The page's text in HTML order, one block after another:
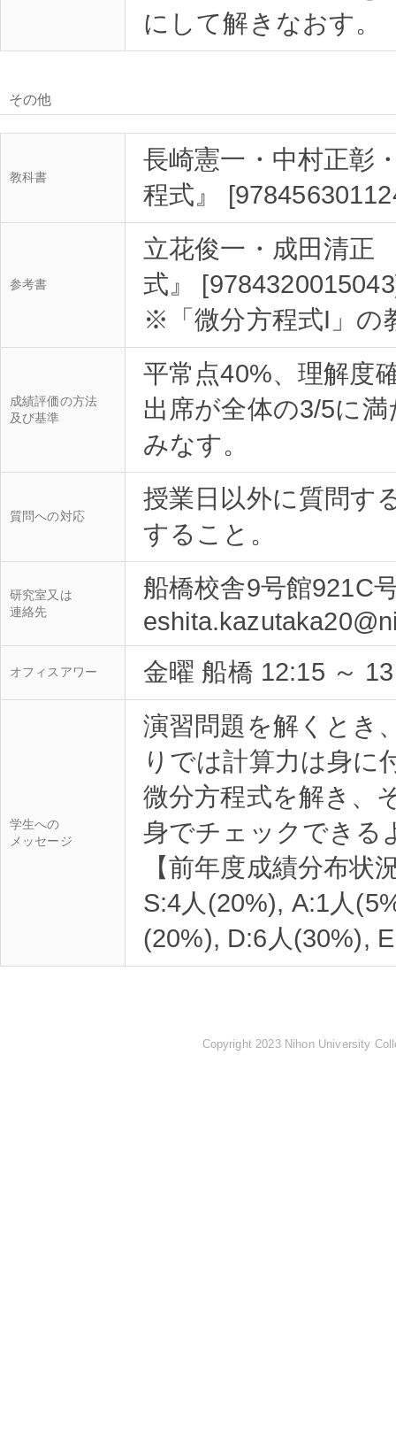
にして解きなおす。
その他
教科書
長崎憲一・中村正彰
程式』
参考書
立花俊一・成田清正
式』
※「微分方程式I」の
成績評価の方法
及び基準
平常点40%、理解度
出席が全体の3/5に
質問への対応
授業日以外に質問す
研究室又は
連絡先
船橋校舎9号館921C
オフィスアワー 金曜 船橋 12:15 ～
学生への
メッセージ
演習問題を解くとき
りでは計算力は身に
微分方程式を解き、
身でチェックできる
【前年度成績分布状
S:4人(20%), A:1人
Copyright 2023 Nihon University